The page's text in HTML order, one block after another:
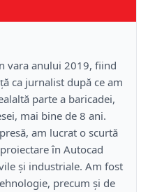
vara anului 2019, fiind
ca jurnalist după ce am
parte a baricadei,
mai bine de 8 ani.
am lucrat o scurtă
în Autocad
și industriale. Am fost
precum și de